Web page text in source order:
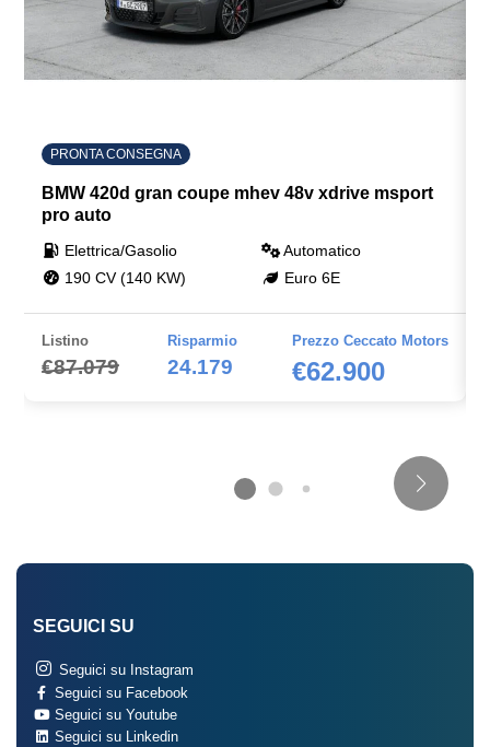
PRONTA CONSEGNA
BMW 420d gran coupe mhev 48v xdrive msport
pro auto
Elettrica/Gasolio
Automatico
190 CV (140 KW)
Euro 6E
Listino
€87.079
Risparmio
24.179
Prezzo Ceccato Motors
€62.900
SEGUICI SU
Seguici su Instagram
Seguici su Facebook
Seguici su Youtube
Seguici su Linkedin